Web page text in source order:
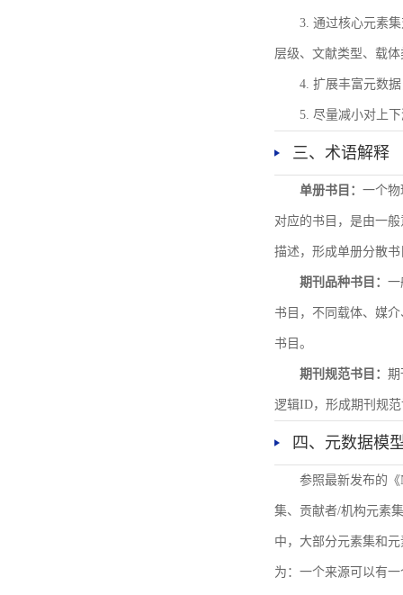
3. 通过核心元素
层级、文献类型、载
4. 扩展丰富元数
5. 尽量减小对上
三、术语解释
单册书目： 一个
对应的书目，是由一
描述，形成单册分散
期刊品种书目： 一
书目，不同载体、媒
书目。
期刊规范书目： 期
逻辑ID，形成期刊规
四、元数据模
参照最新发布的
集、贡献者/机构元素
中，大部分元素集和
为：一个来源可以有